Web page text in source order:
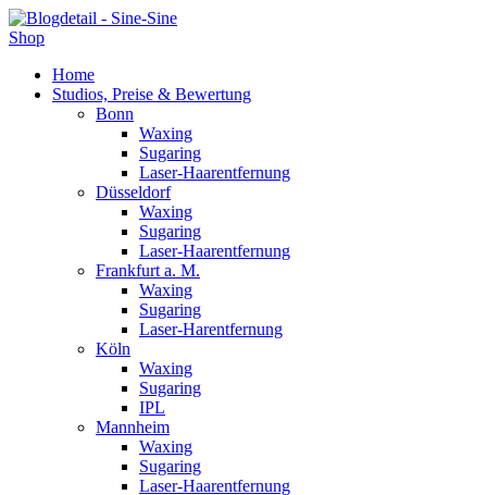
Shop
Home
Studios, Preise & Bewertung
Bonn
Waxing
Sugaring
Laser-Haarentfernung
Düsseldorf
Waxing
Sugaring
Laser-Haarentfernung
Frankfurt a. M.
Waxing
Sugaring
Laser-Harentfernung
Köln
Waxing
Sugaring
IPL
Mannheim
Waxing
Sugaring
Laser-Haarentfernung